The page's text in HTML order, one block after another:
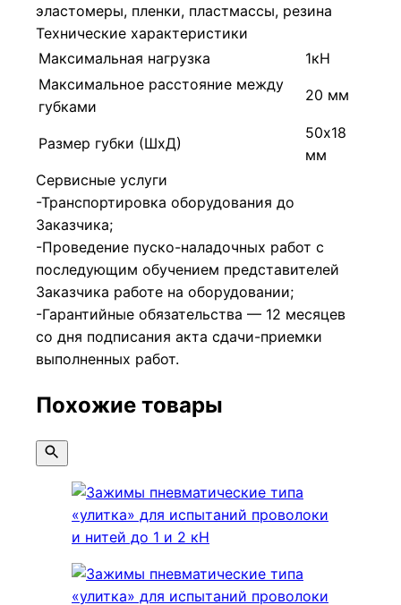
эластомеры, пленки, пластмассы, резина
Технические характеристики
Максимальная нагрузка
1кН
Максимальное расстояние между
губками
20 мм
Размер губки (ШхД)
50х18
мм
Сервисные услуги
-Транспортировка оборудования до
Заказчика;
-Проведение пуско-наладочных работ с
последующим обучением представителей
Заказчика работе на оборудовании;
-Гарантийные обязательства — 12 месяцев
со дня подписания акта сдачи-приемки
выполненных работ.
Похожие товары